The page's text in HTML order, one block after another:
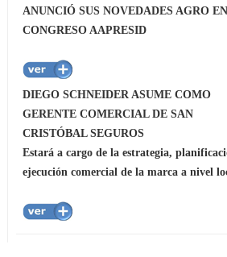
ANUNCIÓ SUS NOVEDADES AGRO
CONGRESO AAPRESID
DIEGO SCHNEIDER ASUME COMO
GERENTE COMERCIAL DE SAN
CRISTÓBAL SEGUROS
Estará a cargo de la estrategia,
ejecución comercial de la marca a nivel